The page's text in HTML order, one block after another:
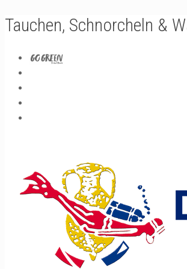
Tauchen, Schnorcheln &